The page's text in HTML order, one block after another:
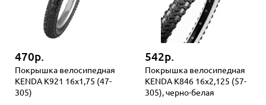
470р.
Покрышка велосипедная
KENDA K921 16x1,75 (47-
305)
542р.
Покрышка велосипедная
KENDA K846 16x2,125 (57-
305), черно-белая